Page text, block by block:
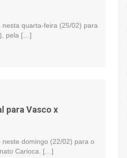
quarta-feira (25/02) para
pela […]
para Vasco x
domingo (22/02) para o
Carioca. […]